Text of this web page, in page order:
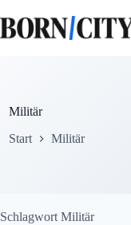
Inhalt
springen
Militär
Start Militär
Schlagwort Militär